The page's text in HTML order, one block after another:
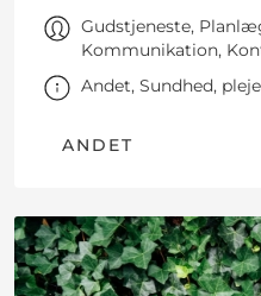
Gudstjeneste,
Kommunikation,
Andet, Sundhed,
ANDET